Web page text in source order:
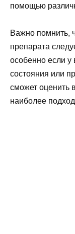
помощью
Важно помнить,
препарата
особенно если у
состояния или
сможет оценить
наиболее